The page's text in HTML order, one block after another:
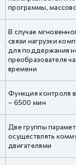
программы,
В случае
связи нагрузки
для поддержания
преобразователя
времени
Функция контроля
~ 6500 мин
Две группы
осуществлять
двигателями